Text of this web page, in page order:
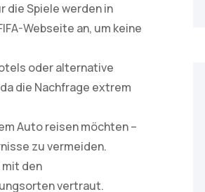
die Spiele werden in
Webseite an, um keine
oder alternative
die Nachfrage extrem
Auto reisen möchten –
zu vermeiden.
mit den
vertraut.